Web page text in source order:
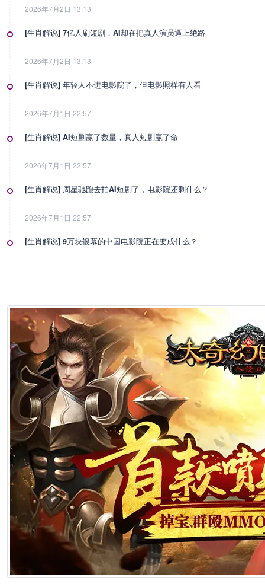
2026年7月2日 13:13
[生肖解说] 7亿人刷短剧，AI却在把真人演员逼上绝路
2026年7月2日 13:13
[生肖解说] 年轻人不进电影院了，但电影照样有人看
2026年7月1日 22:57
[生肖解说] AI短剧赢了数量，真人短剧赢了命
2026年7月1日 22:57
[生肖解说] 周星驰跑去拍AI短剧了，电影院还剩什么？
2026年7月1日 22:57
[生肖解说] 9万块银幕的中国电影院正在变成什么？
2026年7月1日 22:57
[生肖解说] 一部已经下线的电影，凭什么让陈道明袁和平吴京跑一趟兰
2026年6月25日 10:49
[生肖解说] 哪吒把桌子掀了，八部国漫来抢饭碗了
2026年6月25日 10:49
[生肖解说] 横店要开AI短剧大会了，但群演们已经不关心了
2026年6月25日 10:49
[生肖解说] 《功夫女足》七月见！欠星爷的电影票，这次终于能还了
2026年6月25日 10:49
[生肖解说] AI短剧最赚钱的不是做剧的，是卖算力、卖模型、卖工具的